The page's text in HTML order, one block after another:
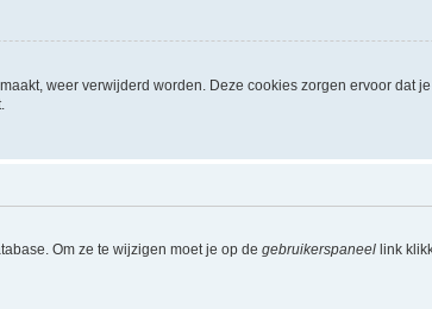
weer verwijderd worden. Deze cookies zorgen ervoor dat
Om ze te wijzigen moet je op de gebruikerspaneel link